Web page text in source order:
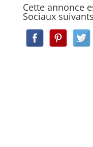
Cette annonce
Sociaux